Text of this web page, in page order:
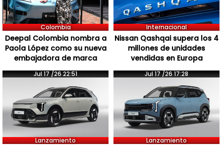
Colombia
Deepal Colombia nombra a
Paola López como su nueva
embajadora de marca
Internacional
Nissan Qashqai supera los 4
millones de unidades
vendidas en Europa
Jul 17 /26 22:51
Lanzamiento
Jul 17 /26 17:28
Lanzamiento